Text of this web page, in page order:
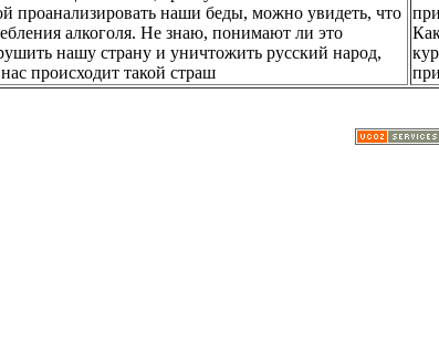
проанализировать наши беды, можно увидеть, что
алкоголя. Не знаю, понимают ли это
нашу страну и уничтожить русский народ,
происходит такой страш